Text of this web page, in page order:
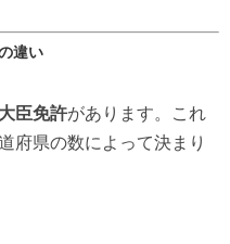
違い
大臣免許があります。これ
府県の数によって決まり